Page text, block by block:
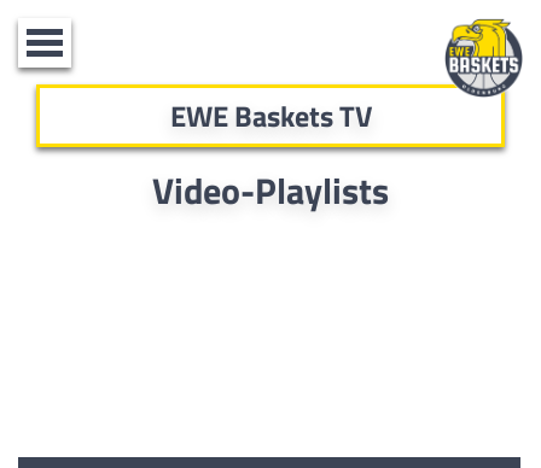
Toggle
navigation
EWE Baskets TV
Video-Playlists